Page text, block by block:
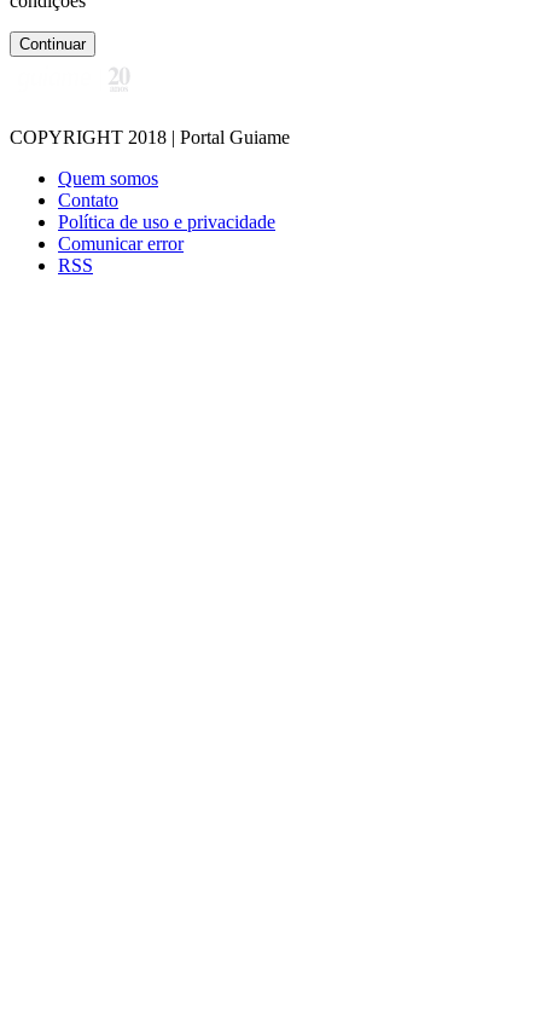
Continuar
COPYRIGHT 2018 | Portal Guiame
Quem somos
Contato
Política de uso e privacidade
Comunicar error
RSS